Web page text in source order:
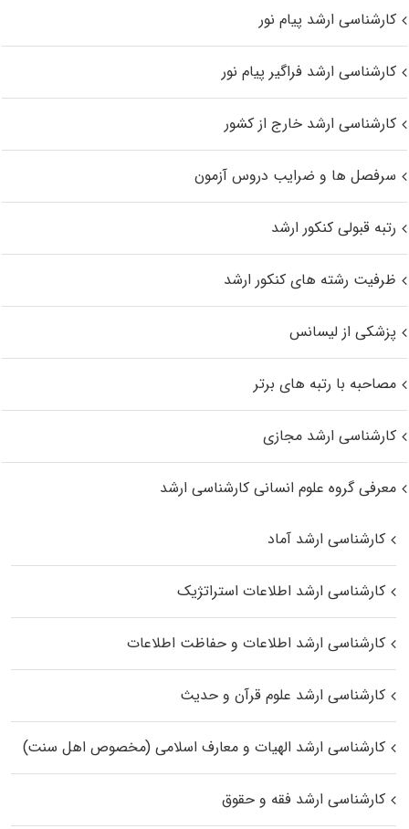
کارشناسی ارشد پیام نور
کارشناسی ارشد فراگیر پیام نور
کارشناسی ارشد خارج از کشور
سرفصل ها و ضرایب دروس آزمون
رتبه قبولی کنکور ارشد
ظرفیت رشته های کنکور ارشد
پزشکی از لیسانس
مصاحبه با رتبه های برتر
کارشناسی ارشد مجازی
معرفی گروه علوم انسانی کارشناسی ارشد
کارشناسی ارشد آماد
کارشناسی ارشد اطلاعات استراتژیک
کارشناسی ارشد اطلاعات و حفاظت اطلاعات
کارشناسی ارشد علوم قرآن و حدیث
کارشناسی ارشد الهیات و معارف اسلامی (مخصوص اهل سنت)
کارشناسی ارشد فقه و حقوق